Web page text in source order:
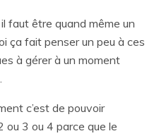
faut être quand même un
ça fait penser un peu à ces
à gérer à un moment
c’est de pouvoir
ou 3 ou 4 parce que le